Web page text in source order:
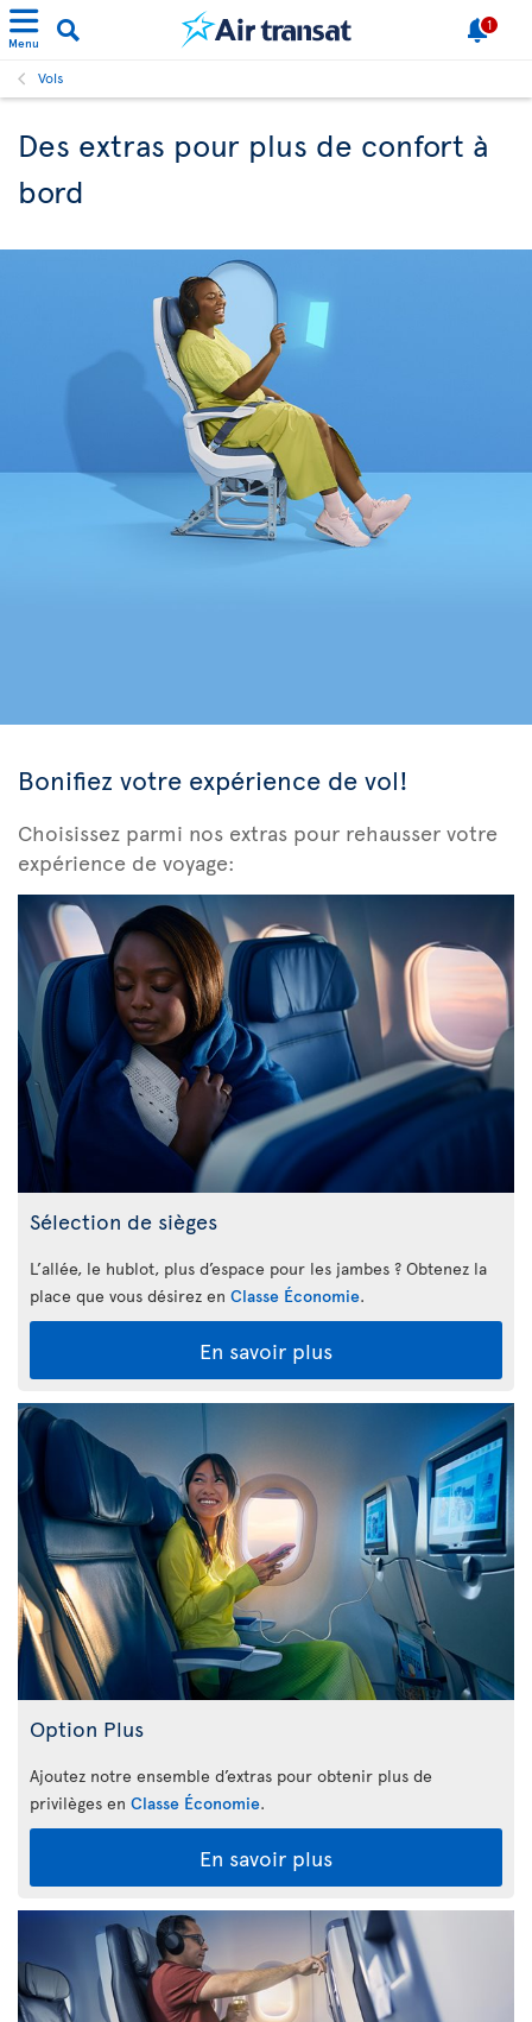
Menu
1
Vols
Des extras pour plus de confort à
bord
Bonifiez votre expérience de vol!
Choisissez parmi nos extras pour rehausser votre
expérience de voyage:
Sélection de sièges
L’allée, le hublot, plus d’espace pour les jambes ? Obtenez la
place que vous désirez en Classe Économie.
En savoir plus
Option Plus
Ajoutez notre ensemble d’extras pour obtenir plus de
privilèges en Classe Économie.
En savoir plus